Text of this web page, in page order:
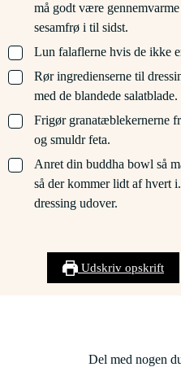
må godt være
sesamfrø i til sidst.
▢
Lun falaflerne hvis de ikke
▢
Rør ingredienserne til
med de blandede salatblade.
▢
Frigør granatæblekernerne
og smuldr feta.
▢
Anret din buddha bowl så
så der kommer lidt af hvert
dressing udover.
Udskriv opskrift
Del med nogen